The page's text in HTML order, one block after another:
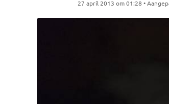
27 april 2013 om 01:28 •